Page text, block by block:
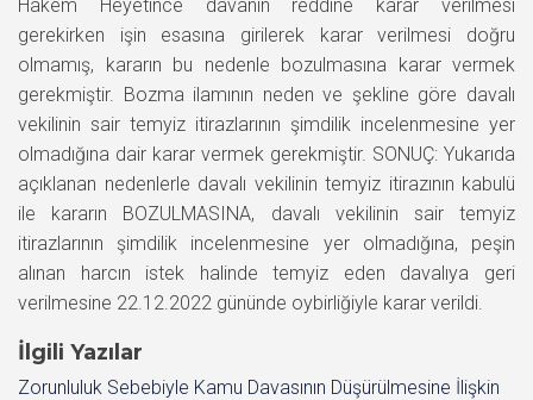
Hakem Heyetince davanın reddine karar verilmesi
gerekirken işin esasına girilerek karar verilmesi doğru
olmamış, kararın bu nedenle bozulmasına karar vermek
gerekmiştir. Bozma ilamının neden ve şekline göre davalı
vekilinin sair temyiz itirazlarının şimdilik incelenmesine yer
olmadığına dair karar vermek gerekmiştir. SONUÇ: Yukarıda
açıklanan nedenlerle davalı vekilinin temyiz itirazının kabulü
ile kararın BOZULMASINA, davalı vekilinin sair temyiz
itirazlarının şimdilik incelenmesine yer olmadığına, peşin
alınan harcın istek halinde temyiz eden davalıya geri
verilmesine 22.12.2022 gününde oybirliğiyle karar verildi.
İlgili Yazılar
Zorunluluk Sebebiyle Kamu Davasının Düşürülmesine İlişkin